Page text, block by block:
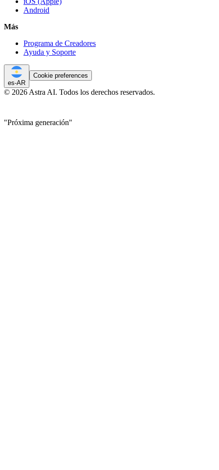
Android
Más
Programa de Creadores
Ayuda y Soporte
es-AR
Cookie preferences
© 2026 Astra AI. Todos los derechos reservados.
"Próxima generación"